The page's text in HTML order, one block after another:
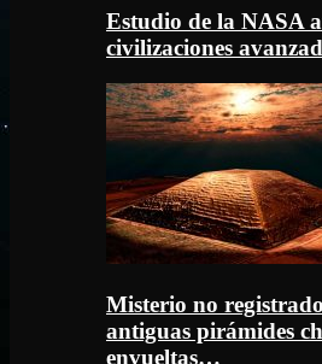
Estudio de la NASA
civilizaciones
Misterio no
antiguas pirámides
envueltas…